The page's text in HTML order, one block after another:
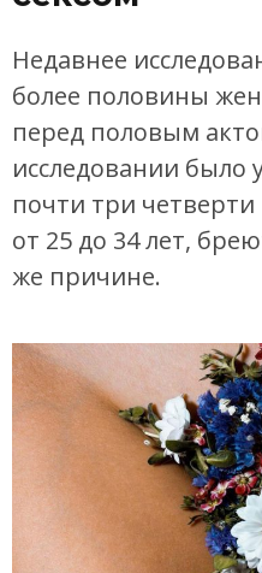
Недавнее
более половины
перед половым
исследовании было
почти три
от 25 до 34 лет,
же причине.